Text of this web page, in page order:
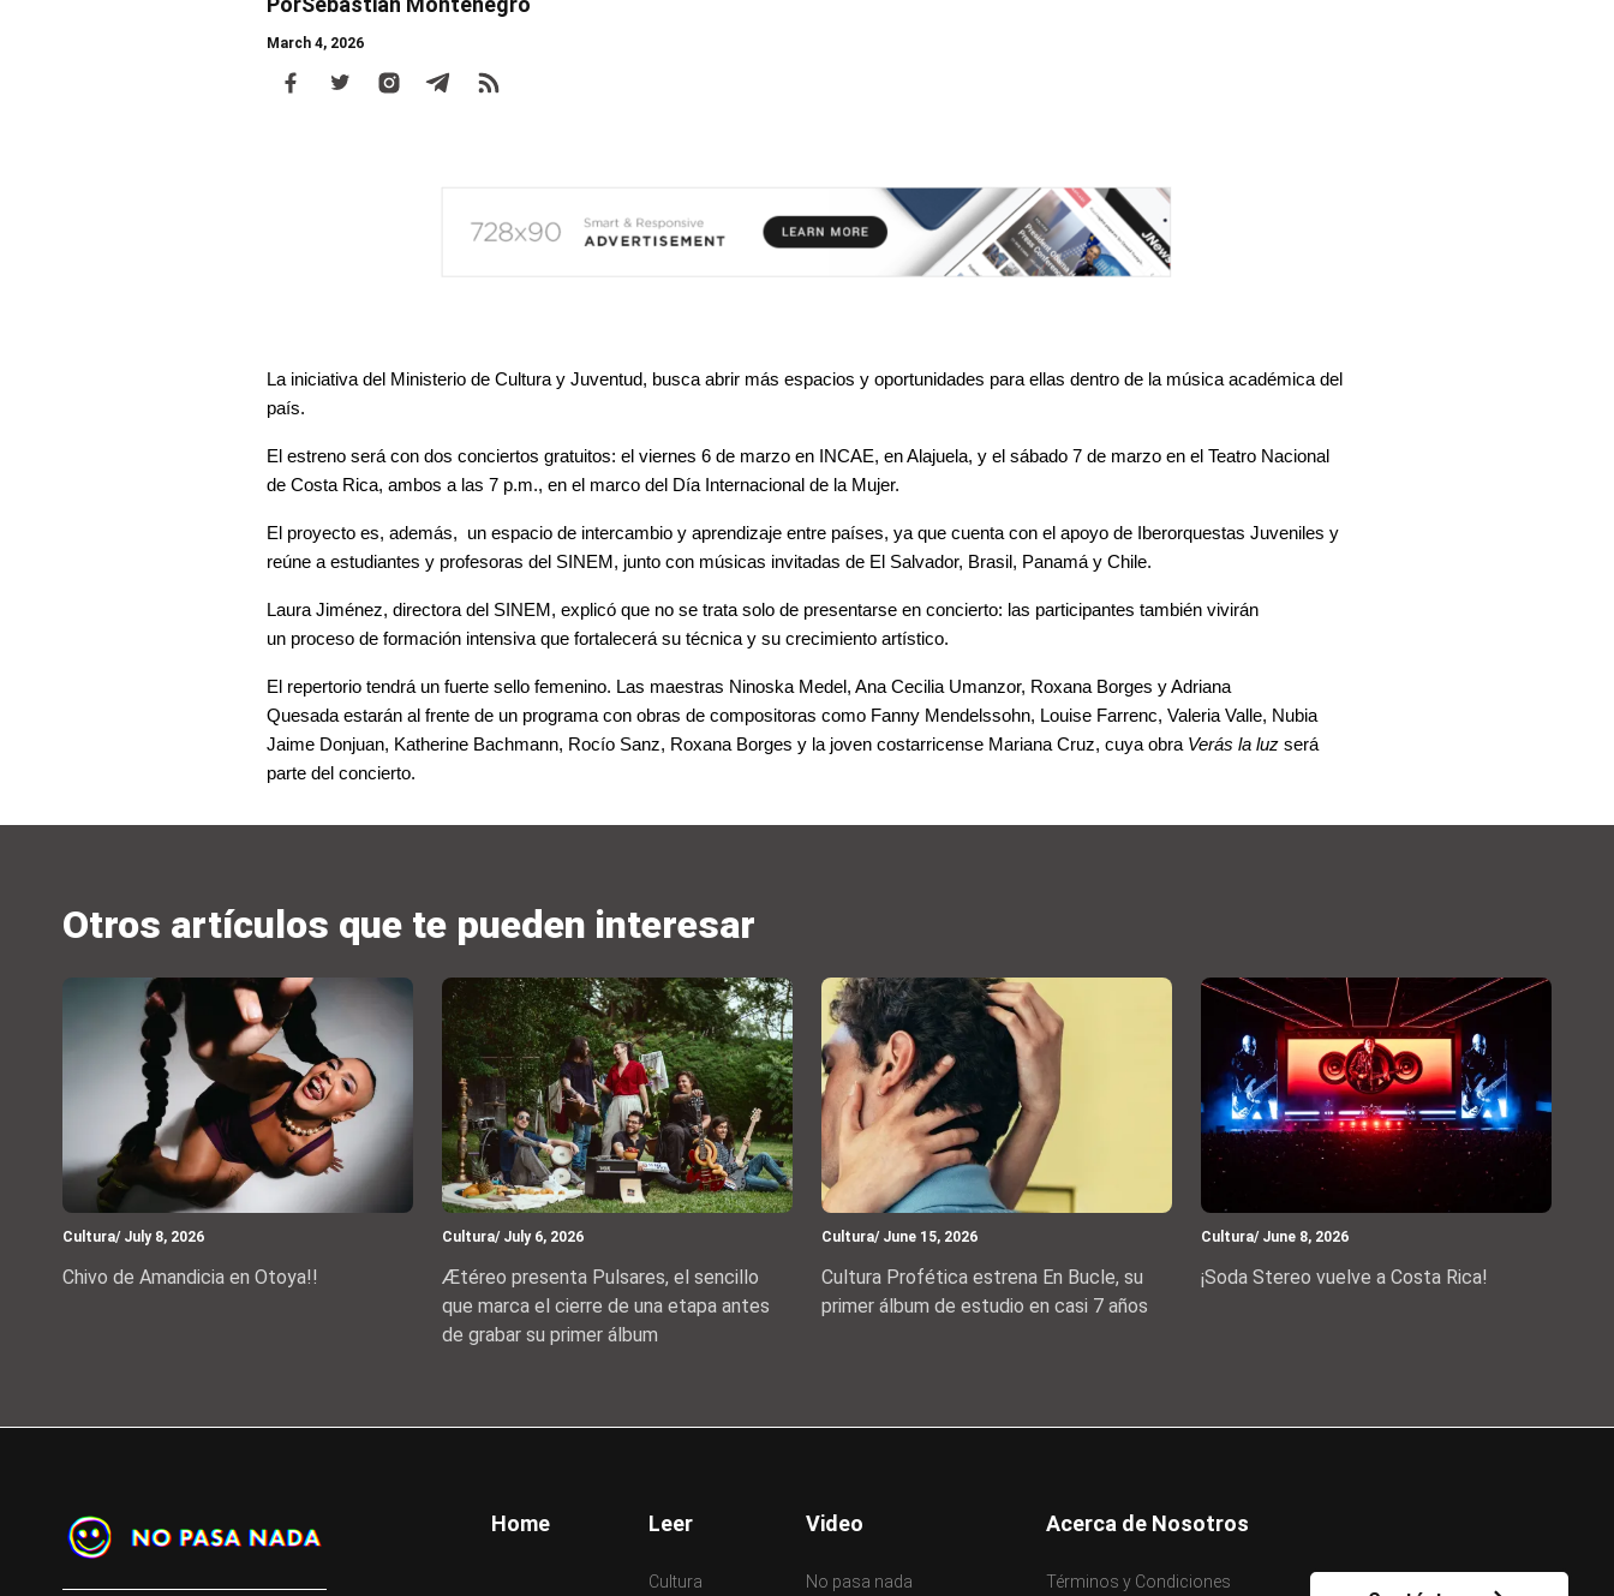
March 4, 2026
Body
La iniciativa del Ministerio de Cultura y Juventud, busca abrir más espacios y oportunidades para ellas dentro de la música académica del
país.
El estreno será con dos conciertos gratuitos: el viernes 6 de marzo en INCAE, en Alajuela, y el sábado 7 de marzo en el Teatro Nacional
de Costa Rica, ambos a las 7 p.m., en el marco del Día Internacional de la Mujer.
El proyecto es, además,  un espacio de intercambio y aprendizaje entre países, ya que cuenta con el apoyo de Iberorquestas Juveniles y
reúne a estudiantes y profesoras del SINEM , junto con músicas invitadas de El Salvador, Brasil, Panamá y Chile.
Laura Jiménez, directora del SINEM , explicó que no se trata solo de presentarse en concierto: las participantes también vivirán
un proceso de formación intensiva que fortalecerá su técnica y su crecimiento artístico.
El repertorio tendrá un fuerte sello femenino. Las maestras Ninoska Medel, Ana Cecilia Umanzor, Roxana Borges y Adriana
Quesada estarán al frente de un programa con obras de compositoras como Fanny Mendelssohn, Louise Farrenc, Valeria Valle, Nubia
Jaime Donjuan, Katherine Bachmann, Rocío Sanz, Roxana Borges y la joven costarricense Mariana Cruz, cuya obra Verás la luz será
parte del concierto.
Otros artículos que te pueden interesar
Cultura/ July 8, 2026
Chivo de Amandicia en Otoya!!
Cultura/ July 6, 2026
Ætéreo presenta Pulsares, el sencillo
que marca el cierre de una etapa antes
de grabar su primer álbum
Cultura/ June 15, 2026
Cultura Profética estrena En Bucle, su
primer álbum de estudio en casi 7 años
Cultura/ June 8, 2026
¡Soda Stereo vuelve a Costa Rica!
Footer
Home Leer
Cultura
Video
No pasa nada
Acerca de Nosotros
Términos y Condiciones